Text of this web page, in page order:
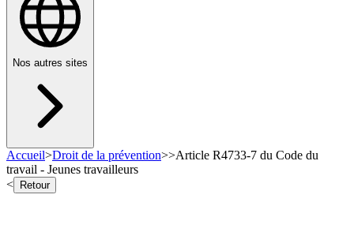
Nos autres sites
Accueil>Droit de la prévention>>Article R4733-7 du Code du
travail - Jeunes travailleurs
<
Retour